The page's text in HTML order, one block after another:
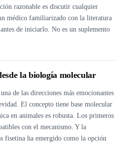
razonable es discutir cualquier
médico familiarizado con la literatura
de iniciarlo. No es un suplemento
la biología molecular
de las direcciones más emocionantes
El concepto tiene base molecular
en animales es robusta. Los primeros
con el mecanismo. Y la
fisetina ha emergido como la opción